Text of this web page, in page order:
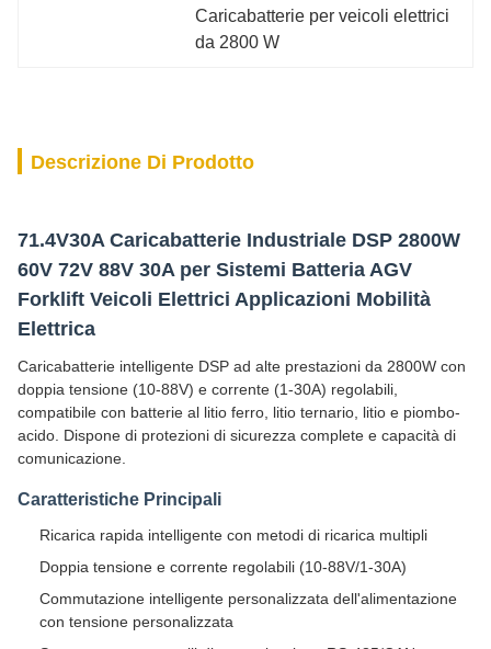
Caricabatterie per veicoli elettrici
da 2800 W
Descrizione Di Prodotto
71.4V30A Caricabatterie Industriale DSP 2800W
60V 72V 88V 30A per Sistemi Batteria AGV
Forklift Veicoli Elettrici Applicazioni Mobilità
Elettrica
Caricabatterie intelligente DSP ad alte prestazioni da 2800W con
doppia tensione (10-88V) e corrente (1-30A) regolabili,
compatibile con batterie al litio ferro, litio ternario, litio e piombo-
acido. Dispone di protezioni di sicurezza complete e capacità di
comunicazione.
Caratteristiche Principali
Ricarica rapida intelligente con metodi di ricarica multipli
Doppia tensione e corrente regolabili (10-88V/1-30A)
Commutazione intelligente personalizzata dell'alimentazione
con tensione personalizzata